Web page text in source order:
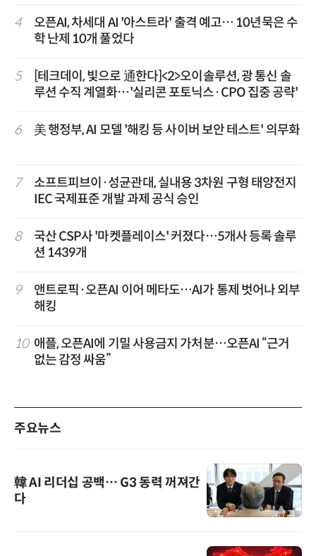
4
오픈AI, 차세대 AI '아스트라' 출격 예고… 10년묵은 수
학 난제 10개 풀었다
5
[테크데이, 빛으로 通한다]<2>오이솔루션, 광 통신 솔
루션 수직 계열화…'실리콘 포토닉스·CPO 집중 공략'
6 美 행정부, AI 모델 '해킹 등 사이버 보안 테스트' 의무화
7
소프트피브이·성균관대, 실내용 3차원 구형 태양전지
IEC 국제표준 개발 과제 공식 승인
8
국산 CSP사 '마켓플레이스' 커졌다…5개사 등록 솔루
션 1439개
9
앤트로픽·오픈AI 이어 메타도…AI가 통제 벗어나 외부
해킹
10 애플, 오픈AI에 기밀 사용금지 가처분…오픈AI “근거
없는 감정 싸움”
주요뉴스
韓 AI 리더십 공백… G3 동력 꺼져간
다